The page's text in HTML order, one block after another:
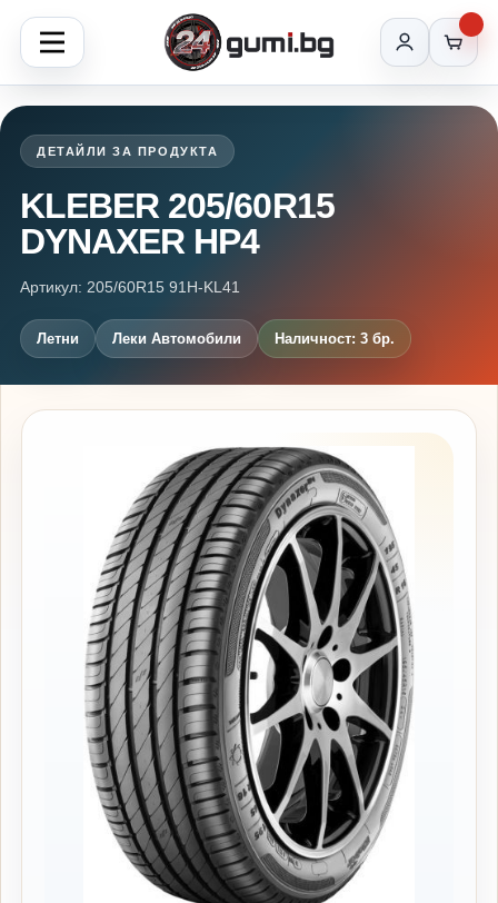
ДЕТАЙЛИ ЗА ПРОДУКТА
KLEBER 205/60R15
DYNAXER HP4
Артикул: 205/60R15 91H-KL41
Летни Леки Автомобили Наличност: 3 бр.